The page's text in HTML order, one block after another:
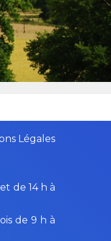
Légales
de 14 h à
de 9 h à